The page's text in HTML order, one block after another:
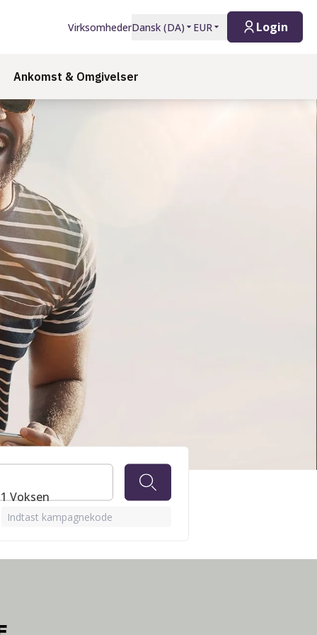
VirksomhederDansk (DA) EUR Login
Ankomst & Omgivelser
Voksen
Indtast kampagnekode